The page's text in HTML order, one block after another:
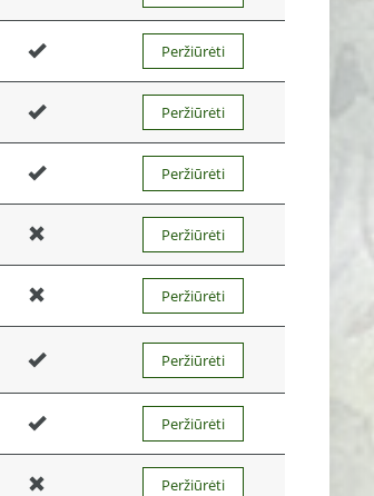
Peržiūrėti
Peržiūrėti
Peržiūrėti
Peržiūrėti
Peržiūrėti
Peržiūrėti
Peržiūrėti
Peržiūrėti